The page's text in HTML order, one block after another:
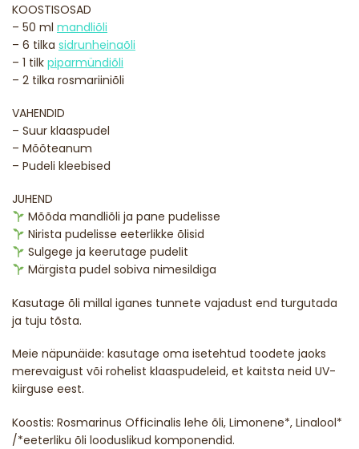
KOOSTISOSAD
– 50 ml mandliõli
– 6 tilka sidrunheinaõli
– 1 tilk piparmündiõli
– 2 tilka rosmariiniõli
VAHENDID
– Suur klaaspudel
– Mõõteanum
– Pudeli kleebised
JUHEND
Mõõda mandliõli ja pane pudelisse
Nirista pudelisse eeterlikke õlisid
Sulgege ja keerutage pudelit
Märgista pudel sobiva nimesildiga
Kasutage õli millal iganes tunnete vajadust end turgutada
ja tuju tõsta.
Meie näpunäide: kasutage oma isetehtud toodete jaoks
merevaigust või rohelist klaaspudeleid, et kaitsta neid UV-
kiirguse eest.
Koostis: Rosmarinus Officinalis lehe õli, Limonene*, Linalool*
/*eeterliku õli looduslikud komponendid.